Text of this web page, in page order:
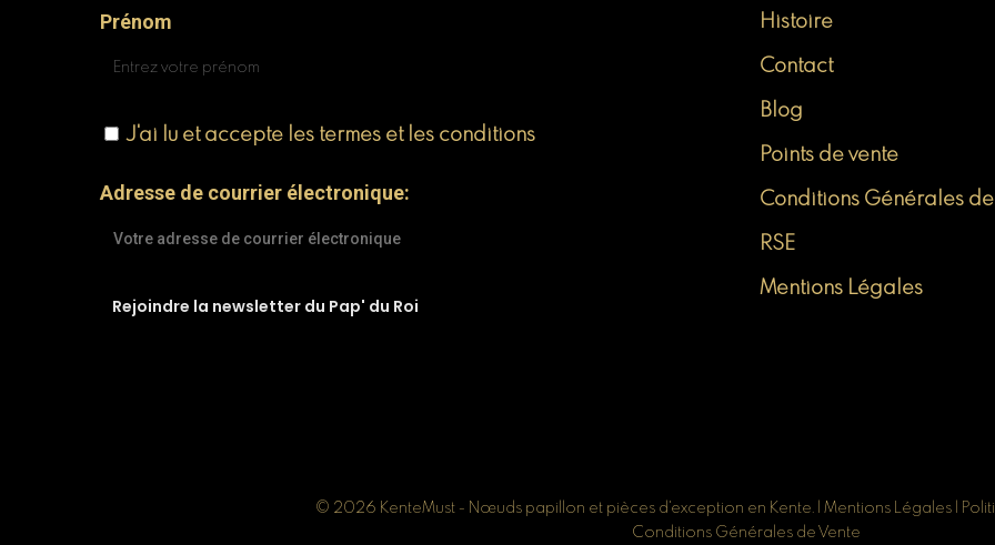
Prénom
J'ai lu et accepte les termes et les conditions
Adresse de courrier électronique:
Histoire
Contact
Blog
Points de vente
Conditions Générales de
RSE
Mentions Légales
© 2026 KenteMust - Nœuds papillon et pièces d'exception en Kente. |Mentions Légales
Conditions Générales de Vente